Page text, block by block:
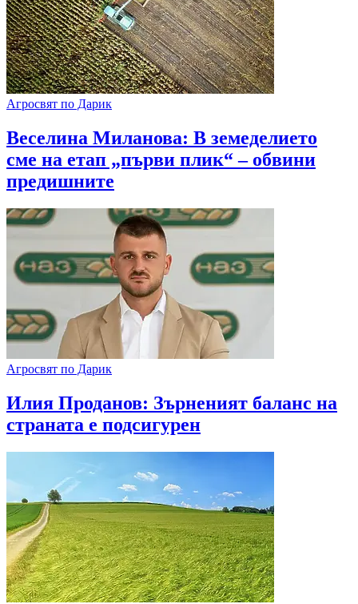
Агросвят по Дарик
​Веселина Миланова: В земеделието
сме на етап „първи плик“ – обвини
предишните
Агросвят по Дарик
Илия Проданов: Зърненият баланс на
страната е подсигурен